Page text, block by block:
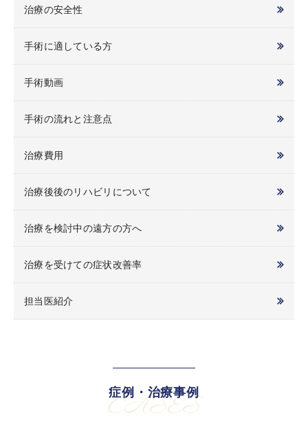
治療の安全性
手術に適している方
手術動画
手術の流れと注意点
治療費用
治療後後のリハビリについて
治療を検討中の遠方の方へ
治療を受けての症状改善率
担当医紹介
症例・治療事例
CASES